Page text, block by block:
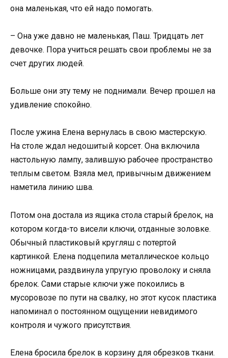
она маленькая, что ей надо помогать.
– Она уже давно не маленькая, Паш. Тридцать лет
девочке. Пора учиться решать свои проблемы не за
счет других людей.
Больше они эту тему не поднимали. Вечер прошел на
удивление спокойно.
После ужина Елена вернулась в свою мастерскую.
На столе ждал недошитый корсет. Она включила
настольную лампу, залившую рабочее пространство
теплым светом. Взяла мел, привычным движением
наметила линию шва.
Потом она достала из ящика стола старый брелок, на
котором когда-то висели ключи, отданные золовке.
Обычный пластиковый кругляш с потертой
картинкой. Елена подцепила металлическое кольцо
ножницами, раздвинула упругую проволоку и сняла
брелок. Сами старые ключи уже покоились в
мусоровозе по пути на свалку, но этот кусок пластика
напоминал о постоянном ощущении невидимого
контроля и чужого присутствия.
Елена бросила брелок в корзину для обрезков ткани.